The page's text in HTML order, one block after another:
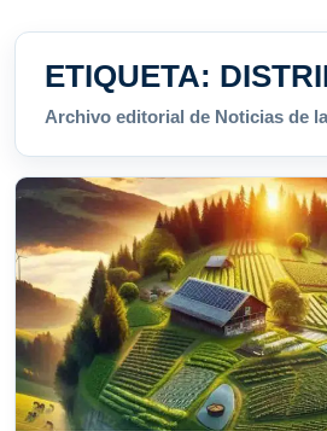
ETIQUETA:
Archivo editorial de Noticias de